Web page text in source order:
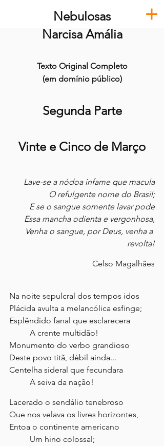
Nebulosas
Narcisa Amália
Texto Original Completo
(em domínio público)
Segunda Parte
Vinte e Cinco de Março
Lave-se a nódoa infame que macula
O refulgente nome do Brasil;
E se o sangue somente lavar pode
Essa mancha odienta e vergonhosa,
Venha o sangue, por Deus, venha a
revolta!
Celso Magalhães
Na noite sepulcral dos tempos idos
Plácida avulta a melancólica esfinge;
Esplêndido fanal que esclarecera
	A crente multidão!
Monumento do verbo grandioso
Deste povo titã, débil ainda...
Centelha sideral que fecundara
	A seiva da nação!
Lacerado o sendálio tenebroso
Que nos velava os livres horizontes,
Entoa o continente americano
	Um hino colossal;